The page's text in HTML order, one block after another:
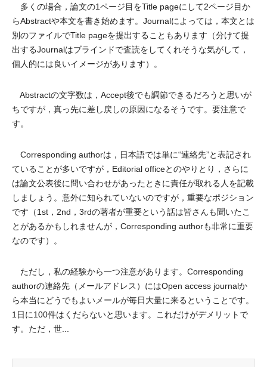
多くの場合，論文の1ページ目をTitle pageにして2ページ目か
らAbstractや本文を書き始めます。Journalによっては，本文とは
別のファイルでTitle pageを提出することもあります（分けて提
出するJournalはブラインドで査読をしてくれそうな気がして，
個人的には良いイメージがあります）。
Abstractの文字数は，Accept後でも調節できるだろうと思いが
ちですが，真っ先に差し戻しの原因になるそうです。要注意で
す。
Corresponding authorは，日本語では単に“連絡先”と表記され
ていることが多いですが，Editorial officeとのやりとり，さらに
は論文公表後に問い合わせがあったときに責任が取れる人を記載
しましょう。意外に知られていないのですが，重要なポジション
です（1st，2nd，3rdの著者が重要という話は皆さんも聞いたこ
とがあるかもしれませんが，Corresponding authorも非常に重要
なのです）。
ただし，私の経験から一つ注意があります。Corresponding
authorの連絡先（メールアドレス）にはOpen access journalか
ら本当にどうでもよいメールが毎日大量に来るということです。
1日に100件はくだらないと思います。これだけがデメリットで
す。ただ，世...